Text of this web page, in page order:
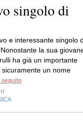
singolo di
e interessante singolo
la sua
ha già un importante
sicuramente un nome
seguito